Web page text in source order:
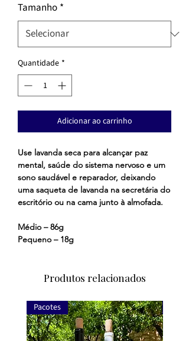
Tamanho *
Quantidade *
Adicionar ao carrinho
Use lavanda seca para alcançar paz
mental, saúde do sistema nervoso e um
sono saudável e reparador, deixando
uma saqueta de lavanda na secretária do
escritório ou na cama junto à almofada.
Médio – 86g
Pequeno – 18g
Produtos relacionados
Pacotes